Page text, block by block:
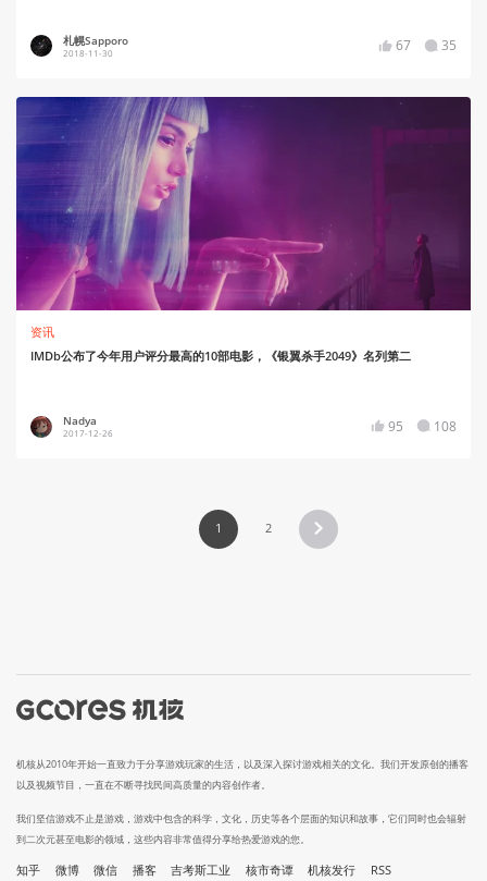
札幌Sapporo
2018-11-30 67 35
资讯
IMDb公布了今年用户评分最高的10部电影，《银翼杀手2049》名列第二
Nadya
2017-12-26 95 108
1 2
机核从2010年开始一直致力于分享游戏玩家的生活，以及深入探讨游戏相关的文化。我们开发原创的播客
以及视频节目，一直在不断寻找民间高质量的内容创作者。
我们坚信游戏不止是游戏，游戏中包含的科学，文化，历史等各个层面的知识和故事，它们同时也会辐射
到二次元甚至电影的领域，这些内容非常值得分享给热爱游戏的您。
知乎 微博 微信 播客 吉考斯工业 核市奇谭 机核发行 RSS